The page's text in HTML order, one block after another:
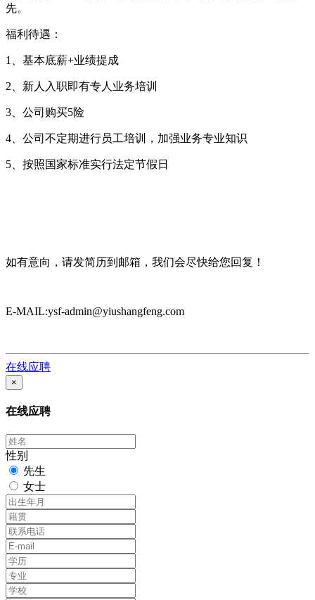
先。
福利待遇：
1、基本底薪+业绩提成
2、新人入职即有专人业务培训
3、公司购买5险
4、公司不定期进行员工培训，加强业务专业知识
5、按照国家标准实行法定节假日
如有意向，请发简历到邮箱，我们会尽快给您回复！
E-MAIL:ysf-admin@yiushangfeng.com
在线应聘
×
在线应聘
性别
先生
女士